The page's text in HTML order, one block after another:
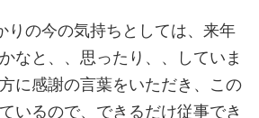
りの今の気持ちとしては、来年
なと、、思ったり、、していま
に感謝の言葉をいただき、この
いるので、できるだけ従事でき